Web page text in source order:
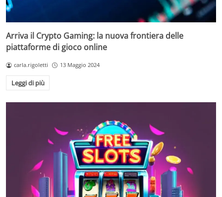
Arriva il Crypto Gaming: la nuova frontiera delle
piattaforme di gioco online
carla.rigoletti 13 Maggio 2024
Leggi di più